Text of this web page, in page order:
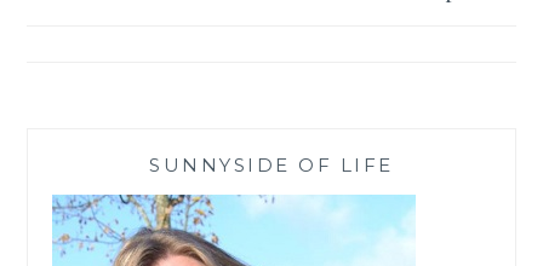
SUNNYSIDE OF LIFE